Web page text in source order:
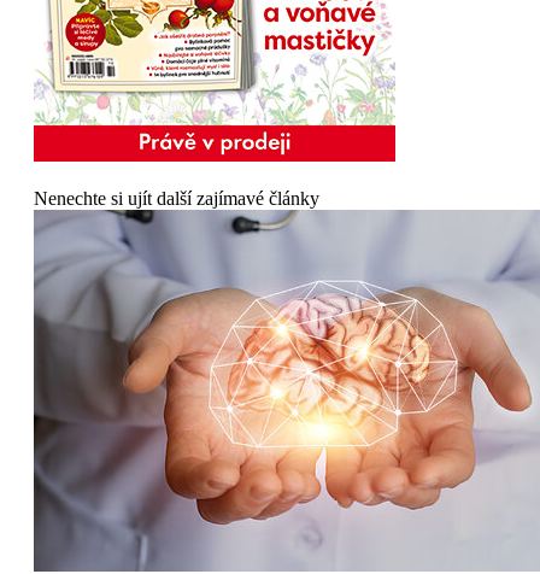
Nenechte si ujít další zajímavé články